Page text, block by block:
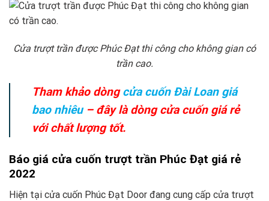
Cửa trượt trần được Phúc Đạt thi công cho không gian có
trần cao.
Tham khảo dòngcửa cuốn Đài Loan giá
bao nhiêu– đây là dòng cửa cuốn giá rẻ
với chất lượng tốt.
Báo giá cửa cuốn trượt trần Phúc Đạt giá rẻ
2022
Hiện tại cửa cuốn Phúc Đạt Door đang cung cấp cửa trượt